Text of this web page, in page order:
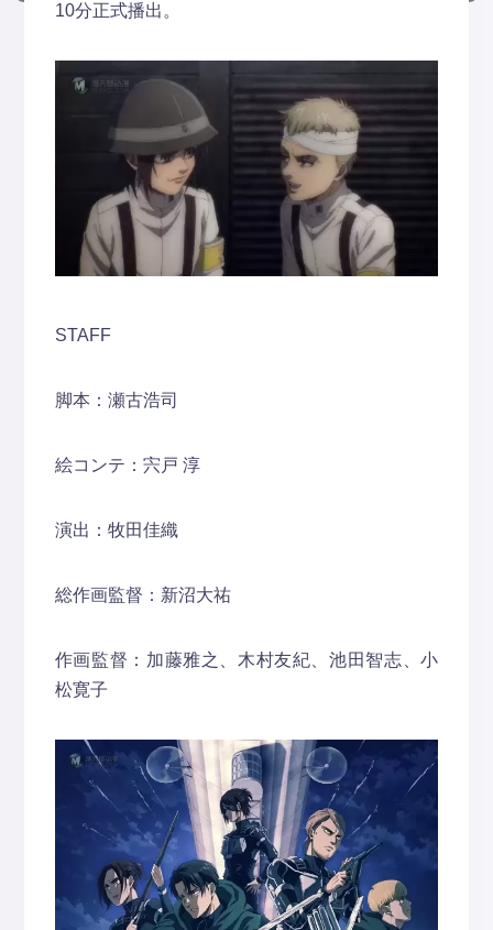
10分正式播出。
STAFF
脚本：瀬古浩司
絵コンテ：宍戸 淳
演出：牧田佳織
総作画監督：新沼大祐
作画監督：加藤雅之、木村友紀、池田智志、小
松寛子